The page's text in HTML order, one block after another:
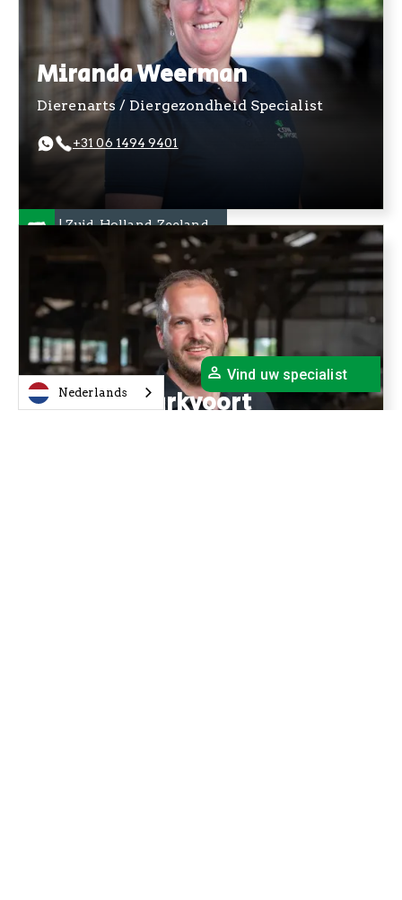
Vind uw specialist
Miranda Weerman
Dierenarts / Diergezondheid Specialist
+31 06 1494 9401
NL | Zuid-Holland, Zeeland
Thomas Markvoort
Nederlands